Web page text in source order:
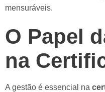
mensuráveis.
O Papel
na
A gestão é essencial na